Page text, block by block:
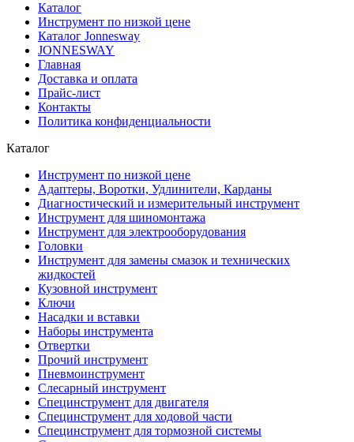
Каталог
Инструмент по низкой цене
Каталог Jonnesway
JONNESWAY
Главная
Доставка и оплата
Прайс-лист
Контакты
Политика конфиденциальности
Каталог
Инструмент по низкой цене
Адаптеры, Воротки, Удлинители, Карданы
Диагностический и измерительный инструмент
Инструмент для шиномонтажа
Инструмент для электрооборудования
Головки
Инструмент для замены смазок и технических
жидкостей
Кузовной инструмент
Ключи
Насадки и вставки
Наборы инструмента
Отвертки
Прочий инструмент
Пневмоинструмент
Слесарный инструмент
Специнструмент для двигателя
Специнструмент для ходовой части
Специнструмент для тормозной системы